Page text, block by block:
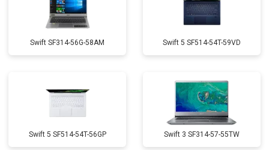
Swift SF314-56G-58AM Swift 5 SF514-54T-59VD
Swift 5 SF514-54T-56GP Swift 3 SF314-57-55TW